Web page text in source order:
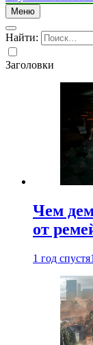
Меню
Найти:
Заголовки
Чем
от
1 год спустя